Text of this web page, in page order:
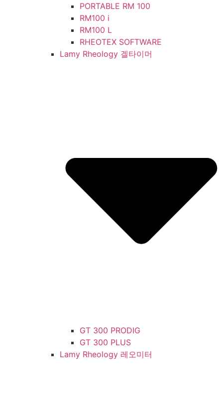
PORTABLE RM 100
RM100 i
RM100 L
RHEOTEX SOFTWARE
Lamy Rheology 겔타이머
GT 300 PRODIG
GT 300 PLUS
Lamy Rheology 레오미터